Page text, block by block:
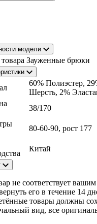
модели
Зауженные брюки
60% Полиэстер,
Шерсть, 2%
38/170
80-60-90, рост 177
Китай
не соответствует
его в течение 14
товары должны
вид, все